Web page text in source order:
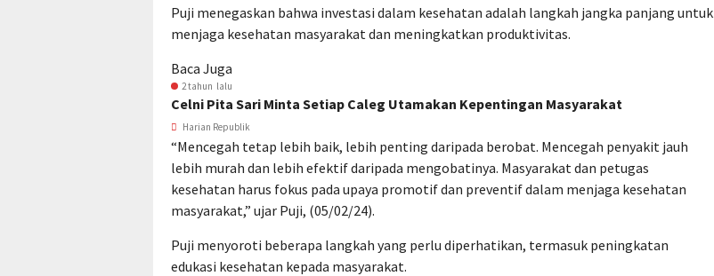
Puji menegaskan bahwa investasi dalam kesehatan adalah langkah jangka panjang untuk
menjaga kesehatan masyarakat dan meningkatkan produktivitas.
Baca Juga
2 tahun lalu
Celni Pita Sari Minta Setiap Caleg Utamakan Kepentingan Masyarakat
Harian Republik
“Mencegah tetap lebih baik, lebih penting daripada berobat. Mencegah penyakit jauh
lebih murah dan lebih efektif daripada mengobatinya. Masyarakat dan petugas
kesehatan harus fokus pada upaya promotif dan preventif dalam menjaga kesehatan
masyarakat,” ujar Puji, (05/02/24).
Puji menyoroti beberapa langkah yang perlu diperhatikan, termasuk peningkatan
edukasi kesehatan kepada masyarakat.